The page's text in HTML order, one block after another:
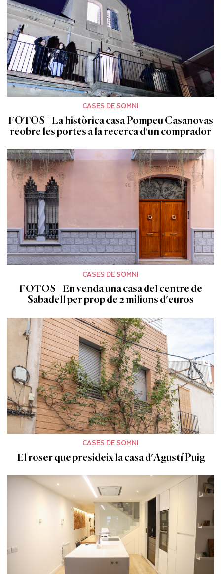
CASES DE SOMNI
FOTOS | La històrica casa Pompeu Casanovas
reobre les portes a la recerca d'un comprador
CASES DE SOMNI
FOTOS | En venda una casa del centre de
Sabadell per prop de 2 milions d'euros
CASES DE SOMNI
El roser que presideix la casa d'Agustí Puig